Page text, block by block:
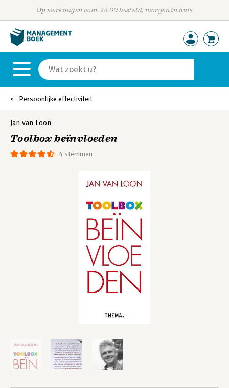
Op werkdagen voor 23:00 besteld, morgen in huis
Persoonlijke effectiviteit
4 stemmen
Jan van Loon
Toolbox beïnvloeden